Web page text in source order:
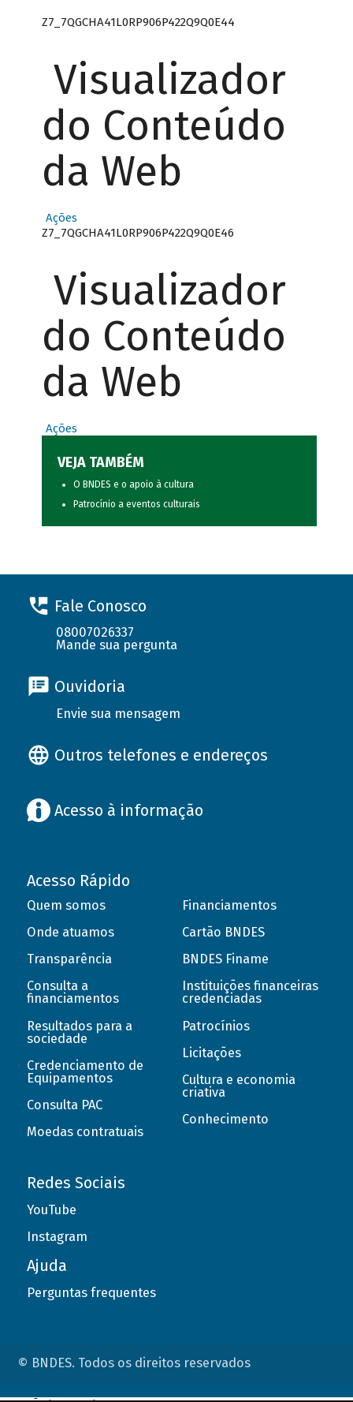
Z7_7QGCHA41L0RP906P422Q9Q0E44
Visualizador
do Conteúdo
da Web
Ações
Z7_7QGCHA41L0RP906P422Q9Q0E46
Visualizador
do Conteúdo
da Web
Ações
VEJA TAMBÉM
O BNDES e o apoio à cultura
Patrocínio a eventos culturais
Fale Conosco
08007026337
Mande sua pergunta
Ouvidoria
Envie sua mensagem
Outros telefones e endereços
Acesso à informação
Acesso Rápido
Quem somos
Onde atuamos
Transparência
Consulta a
financiamentos
Resultados para a
sociedade
Credenciamento de
Equipamentos
Consulta PAC
Moedas contratuais
Financiamentos
Cartão BNDES
BNDES Finame
Instituições financeiras
credenciadas
Patrocínios
Licitações
Cultura e economia
criativa
Conhecimento
Redes Sociais
YouTube
Instagram
Ajuda
Perguntas frequentes
© BNDES. Todos os direitos reservados